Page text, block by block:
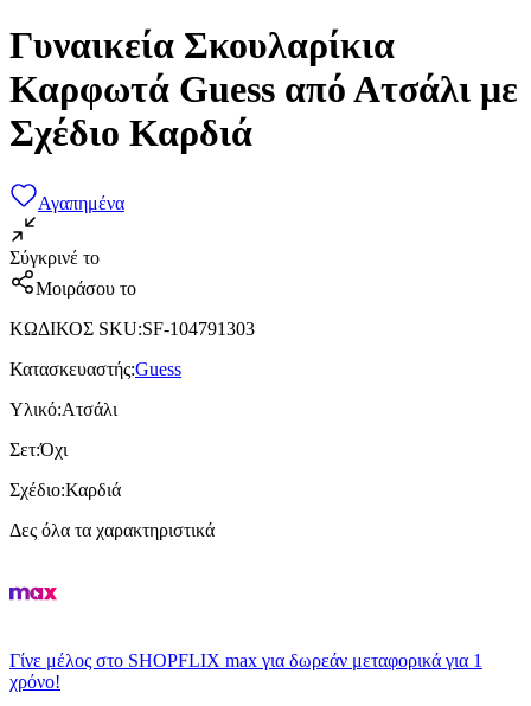
Γυναικεία Σκουλαρίκια
Καρφωτά Guess από Ατσάλι με
Σχέδιο Καρδιά
Αγαπημένα
Σύγκρινέ το
Μοιράσου το
ΚΩΔΙΚΟΣ SKU:SF-104791303
Κατασκευαστής:Guess
Υλικό:Ατσάλι
Σετ:Όχι
Σχέδιο:Καρδιά
Δες όλα τα χαρακτηριστικά
Γίνε μέλος στο SHOPFLIX max για δωρεάν μεταφορικά για 1
χρόνο!